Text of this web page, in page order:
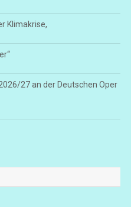
Klimakrise,
27 an der Deutschen Oper